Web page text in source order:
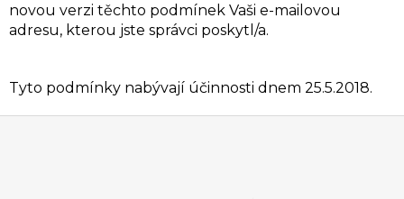
novou verzi těchto podmínek Vaši e-mailovou
adresu, kterou jste správci poskytl/a.
Tyto podmínky nabývají účinnosti dnem 25.5.2018.